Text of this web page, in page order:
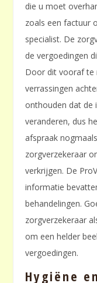
die u moet
zoals een factuur
specialist. De
de vergoedingen
Door dit vooraf te
verrassingen
onthouden dat de
veranderen, dus
afspraak
zorgverzekeraar
verkrijgen. De
informatie
behandelingen.
zorgverzekeraar
om een helder
vergoedingen.
Hygiëne